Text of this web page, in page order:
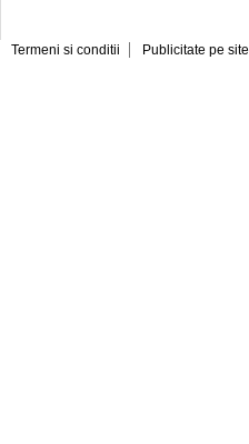
Termeni si conditii Publicitate pe site